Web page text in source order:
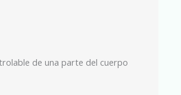
de una parte del cuerpo